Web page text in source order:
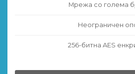
Мрежа со голема
Неограничен
256-битна AES